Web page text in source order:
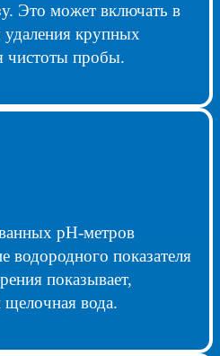
Это может включать в
крупных
чистоты пробы.
pH-метров
водородного показателя
показывает,
щелочная вода.